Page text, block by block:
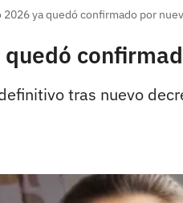
2026 ya quedó confirmado por
tras nuevo